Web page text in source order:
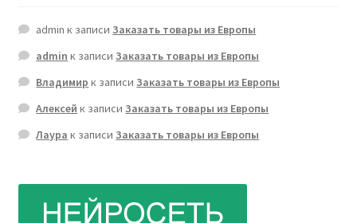
admin к записиЗаказать товары из Европы
admin к записиЗаказать товары из Европы
Владимир к записиЗаказать товары из Европы
Алексей к записиЗаказать товары из Европы
Лаура к записиЗаказать товары из Европы